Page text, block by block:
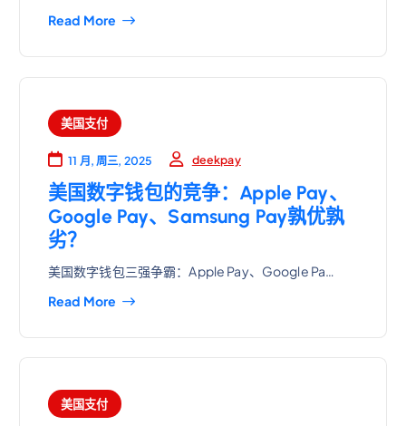
Read More
美国支付
11 月, 周三, 2025 deekpay
美国数字钱包的竞争：Apple Pay、
Google Pay、Samsung Pay孰优孰
劣？
美国数字钱包三强争霸：Apple Pay、Google Pa…
Read More
美国支付